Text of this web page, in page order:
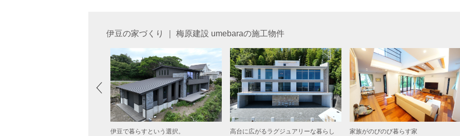
伊豆の家づくり ｜ 梅原建設 umebaraの施工物件
伊豆で暮らすという選択。 高台に広がるラグジュアリーな暮らし 家族がのびのび暮らす家